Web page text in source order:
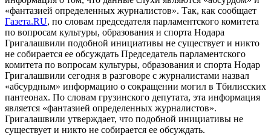
«фантазией определенных журналистов». Так, как сообщает
Газета.RU, по словам председателя парламентского комитета
по вопросам культуры, образования и спорта Нодара
Григалашвили подобной инициативы не существует и никто
не собирается ее обсуждать Председатель парламентского
комитета по вопросам культуры, образования и спорта Нодар
Григалашвили сегодня в разговоре с журналистами назвал
«абсурдным» информацию о сокращении могил в Тбилисских
пантеонах. По словам грузинского депутата, эта информация
является «фантазией определенных журналистов».
Григалашвили утверждает, что подобной инициативы не
существует и никто не собирается ее обсуждать.